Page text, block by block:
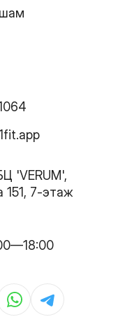
'VERUM',
151, 7-этаж